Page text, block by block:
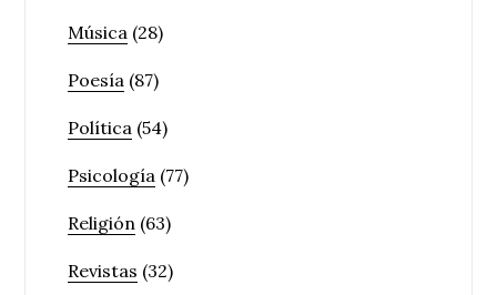
Música (28)
Poesía (87)
Política (54)
Psicología (77)
Religión (63)
Revistas (32)